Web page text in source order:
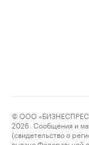
© ООО
2026. Сообщения и
(свидетельство о